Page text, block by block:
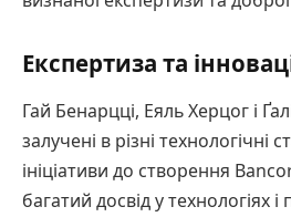
Експертиза та
Гай Бенарцці, Еяль Херцог і
залучені в різні технологічні
ініціативи до створення
багатий досвід у технологіях